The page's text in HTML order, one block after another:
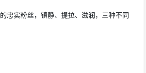
的忠实粉丝，镇静、提拉、滋润，三种不同